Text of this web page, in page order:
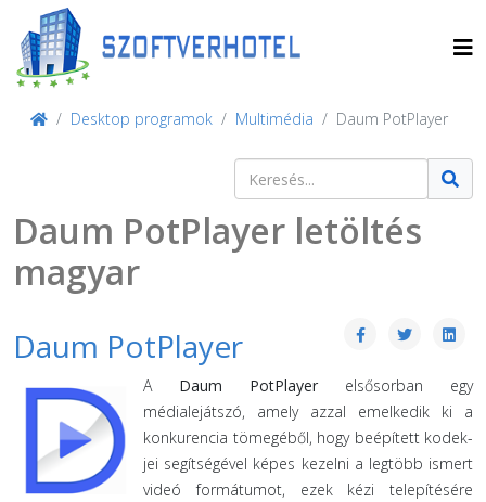
Desktop programok Multimédia Daum PotPlayer
Keresés
Daum PotPlayer letöltés
magyar
Daum PotPlayer
A Daum PotPlayer elsősorban egy
médialejátszó, amely azzal emelkedik ki a
konkurencia tömegéből, hogy beépített kodek-
jei segítségével képes kezelni a legtöbb ismert
videó formátumot, ezek kézi telepítésére